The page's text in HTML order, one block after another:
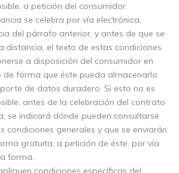
a petición del consumidor.
se celebra por vía electrónica,
del párrafo anterior, y antes de que se
distancia, el texto de estas condiciones
a disposición del consumidor en
forma que éste pueda almacenarlo
de datos duradero. Si esto no es
antes de la celebración del contrato
se indicará dónde pueden consultarse
condiciones generales y que se enviarán
gratuita, a petición de éste, por vía
forma.
condiciones específicas del